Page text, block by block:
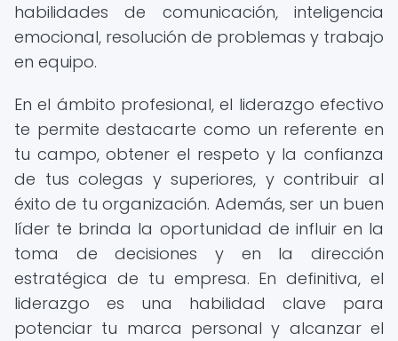
habilidades de comunicación, inteligencia
emocional, resolución de problemas y trabajo
en equipo.
En el ámbito profesional, el liderazgo efectivo
te permite destacarte como un referente en
tu campo, obtener el respeto y la confianza
de tus colegas y superiores, y contribuir al
éxito de tu organización. Además, ser un buen
líder te brinda la oportunidad de influir en la
toma de decisiones y en la dirección
estratégica de tu empresa. En definitiva, el
liderazgo es una habilidad clave para
potenciar tu marca personal y alcanzar el